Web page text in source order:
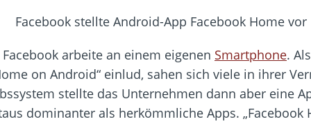
Z Fold 8 & Fold 8 Ultra – Das sind die neuen Modelle
– Verbraucherrechte bei Online-Kündigung gestärkt
aktive Phishing-Plattform „Kratos“ – Hunderttausende Opfer
arbeite an einem eigenen Smartphone.
on Android“ einlud, sahen sich viele in ihrer
stellte das Unternehmen dann aber eine
dominanter als herkömmliche Apps. „Facebook